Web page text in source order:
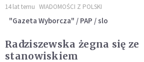
14 lat temu WIADOMOŚCI Z POLSKI
"Gazeta Wyborcza" / PAP / slo
Radziszewska żegna się ze
stanowiskiem